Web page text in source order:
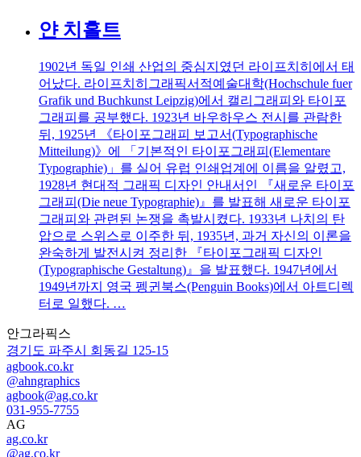
얀 치홀트
1902년 독일 인쇄 산업의 중심지였던 라이프치히에서 태
어났다. 라이프치히그래픽서적예술대학(Hochschule fuer
Grafik und Buchkunst Leipzig)에서 캘리그래피와 타이포
그래피를 공부했다. 1923년 바우하우스 전시를 관람한
뒤, 1925년 《타이포그래피 보고서(Typographische
Mitteilung)》에 「기본적인 타이포그래피(Elementare
Typographie)」를 실어 유럽 인쇄업계에 이름을 알렸고,
1928년 현대적 그래픽 디자인 안내서인 『새로운 타이포
그래피(Die neue Typographie)』를 발표해 새로운 타이포
그래피와 관련된 논쟁을 촉발시켰다. 1933년 나치의 탄
압으로 스위스로 이주한 뒤, 1935년, 과거 자신의 이론을
완숙하게 발전시켜 정리한 『타이포그래픽 디자인
(Typographische Gestaltung)』을 발표했다. 1947년에서
1949년까지 영국 펭귄북스(Penguin Books)에서 아트디렉
터로 일했다. …
안그라픽스
경기도 파주시 회동길 125-15
agbook.co.kr
@ahngraphics
agbook@ag.co.kr
031-955-7755
AG
ag.co.kr
@ag.co.kr